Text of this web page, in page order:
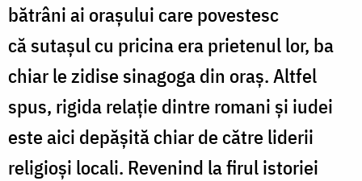
bătrâni ai orașului care povestesc
că sutașul cu pricina era prietenul lor, ba
chiar le zidise sinagoga din oraș. Altfel
spus, rigida relație dintre romani și iudei
este aici depășită chiar de către liderii
religioși locali. Revenind la firul istoriei